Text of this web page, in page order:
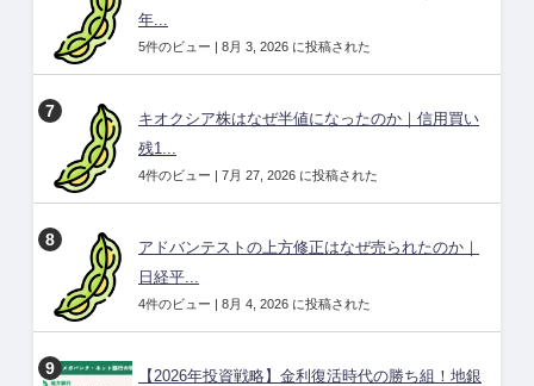
年...
5件のビュー | 8月 3, 2026 に投稿された
キオクシア株はなぜ半値になったのか｜信用買い
残1...
4件のビュー | 7月 27, 2026 に投稿された
アドバンテストの上方修正はなぜ売られたのか｜
日経平...
4件のビュー | 8月 4, 2026 に投稿された
【2026年投資戦略】金利復活時代の勝ち組！地銀